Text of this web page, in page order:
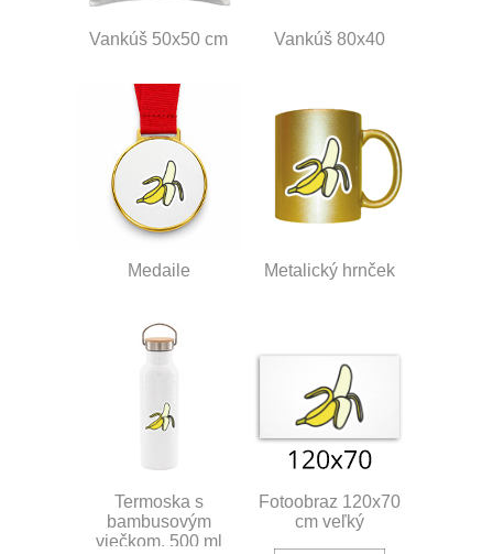
Vankúš 50x50 cm Vankúš 80x40
Medaile Metalický hrnček
Termoska s
bambusovým
viečkom, 500 ml
Fotoobraz 120x70
cm veľký